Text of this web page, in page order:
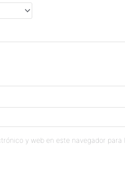
y web en este navegador para